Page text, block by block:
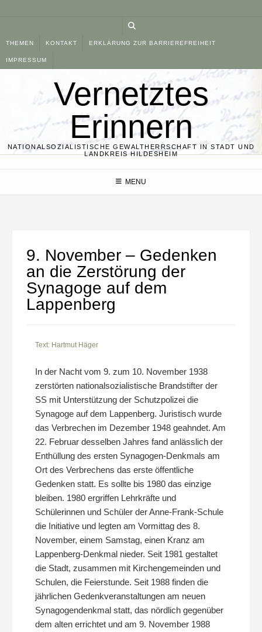
THEMEN KONTAKT ERKLÄRUNG ZUR BARRIEREFREIHEIT
IMPRESSUM
Vernetztes
Erinnern
NATIONALSOZIALISTISCHE GEWALTHERRSCHAFT IN STADT UND
LANDKREIS HILDESHEIM
MENU
9. November – Gedenken
an die Zerstörung der
Synagoge auf dem
Lappenberg
Text: Hartmut Häger
In der Nacht vom 9. zum 10. November 1938
zerstörten nationalsozialistische Brandstifter der
SS mit Unterstützung der Schutzpolizei die
Synagoge auf dem Lappenberg. Juristisch wurde
das Verbrechen im Dezember 1948 geahndet. Am
22. Februar desselben Jahres fand anlässlich der
Enthüllung des ersten Synagogen-Denkmals am
Ort des Verbrechens das erste öffentliche
Gedenken statt. Es sollte bis 1980 das einzige
bleiben. 1980 ergriffen Lehrkräfte und
Schülerinnen und Schüler der Anne-Frank-Schule
die Initiative und legten am Vormittag des 8.
November, einem Samstag, einen Kranz am
Lappenberg-Denkmal nieder. Seit 1981 gestaltet
die Stadt, zusammen mit Kirchengemeinden und
Schulen, die Feierstunde. Seit 1988 finden die
jährlichen Gedenkveranstaltungen am neuen
Synagogendenkmal statt, das nördlich gegenüber
dem alten errichtet und am 9. November 1988